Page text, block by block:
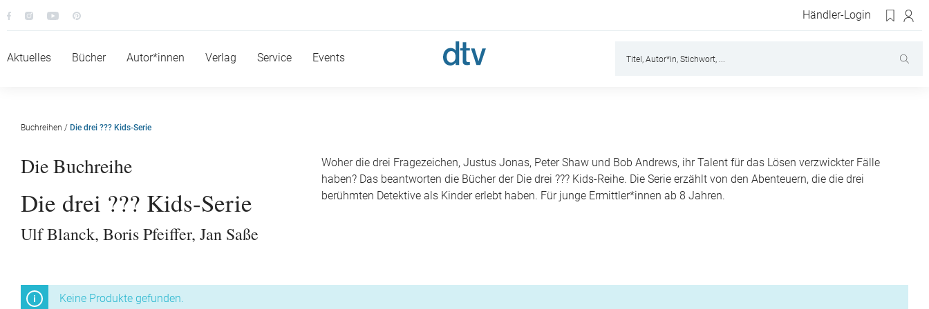
Händler-Login
Aktuelles Bücher Autor*innen Verlag Service Events
Buchreihen / Die drei ??? Kids-Serie
Die Buchreihe
Die drei ??? Kids-Serie
Ulf Blanck, Boris Pfeiffer, Jan Saße
Woher die drei Fragezeichen, Justus Jonas, Peter Shaw und Bob Andrews, ihr Talent für das Lösen verzwickter Fälle
haben? Das beantworten die Bücher der Die drei ??? Kids-Reihe. Die Serie erzählt von den Abenteuern, die die drei
berühmten Detektive als Kinder erlebt haben. Für junge Ermittler*innen ab 8 Jahren.
Keine Produkte gefunden.